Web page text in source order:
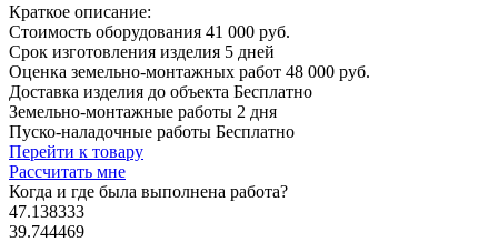
Краткое описание:
Стоимость оборудования 41 000 руб.
Срок изготовления изделия 5 дней
Оценка земельно-монтажных работ 48 000 руб.
Доставка изделия до объекта Бесплатно
Земельно-монтажные работы 2 дня
Пуско-наладочные работы Бесплатно
Перейти к товару
Рассчитать мне
Когда и где была выполнена работа?
47.138333
39.744469